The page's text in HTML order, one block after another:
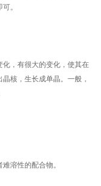
。
，有很大的变化，使其在
核，生长成单晶。一般，
溶性的配合物。